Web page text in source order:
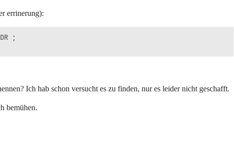
errinerung):
;
Ich hab schon versucht es zu finden, nur es leider nicht geschafft.
bemühen.